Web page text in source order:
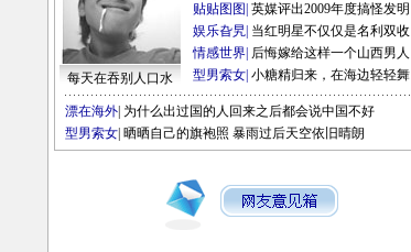
每天在吞别人口水
贴贴图图 英媒评出2009年度搞怪发明
娱乐旮旯 当红明星不仅仅是名利双收
情感世界 后悔嫁给这样一个山西男人
型男索女 小糖精归来，在海边轻轻舞
漂在海外 为什么出过国的人回来之后都会说中国不好
型男索女 晒晒自己的旗袍照 暴雨过后天空依旧晴朗